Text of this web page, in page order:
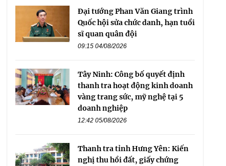
Đại tướng Phan Văn Giang trình
Quốc hội sửa chức danh, hạn tuổi
sĩ quan quân đội
09:15 04/08/2026
Tây Ninh: Công bố quyết định
thanh tra hoạt động kinh doanh
vàng trang sức, mỹ nghệ tại 5
doanh nghiệp
12:42 05/08/2026
Thanh tra tỉnh Hưng Yên: Kiến
nghị thu hồi đất, giấy chứng